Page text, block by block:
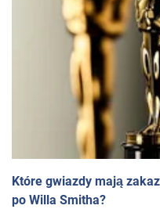
Które gwiazdy mają
po Willa Smitha?